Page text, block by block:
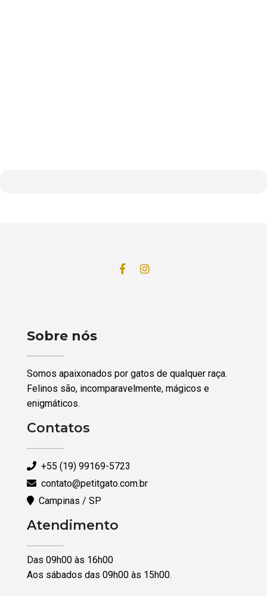
Sobre nós
Somos apaixonados por gatos de qualquer raça.
Felinos são, incomparavelmente, mágicos e
enigmáticos.
Contatos
+55 (19) 99169-5723
contato@petitgato.com.br
Campinas / SP
Atendimento
Das 09h00 às 16h00
Aos sábados das 09h00 às 15h00.